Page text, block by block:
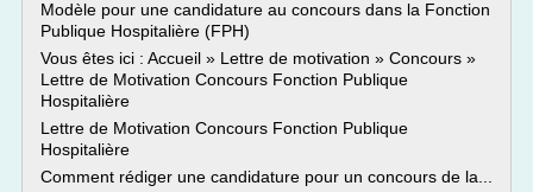
Modèle pour une candidature au concours dans la Fonction
Publique Hospitalière (FPH)
Vous êtes ici : Accueil » Lettre de motivation » Concours »
Lettre de Motivation Concours Fonction Publique
Hospitalière
Lettre de Motivation Concours Fonction Publique
Hospitalière
Comment rédiger une candidature pour un concours de la...